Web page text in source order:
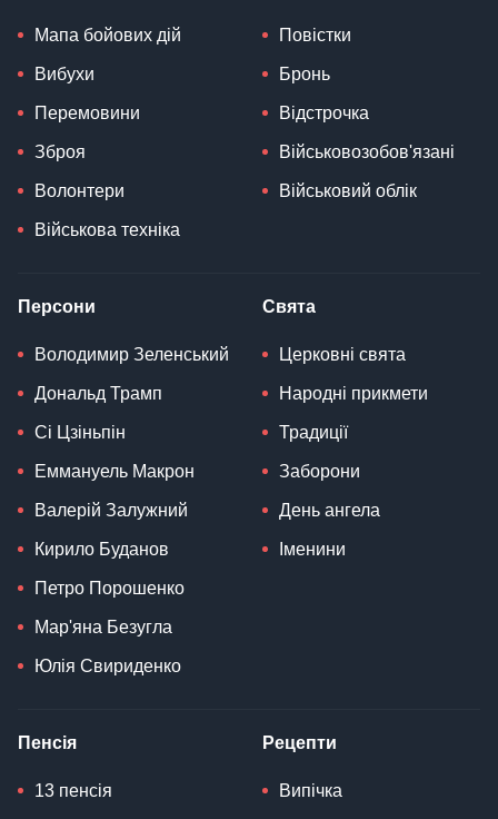
Мапа бойових дій
Вибухи
Перемовини
Зброя
Волонтери
Військова техніка
Повістки
Бронь
Відстрочка
Військовозобов'язані
Військовий облік
Персони
Володимир Зеленський
Дональд Трамп
Сі Цзіньпін
Еммануель Макрон
Валерій Залужний
Кирило Буданов
Петро Порошенко
Мар'яна Безугла
Юлія Свириденко
Свята
Церковні свята
Народні прикмети
Традиції
Заборони
День ангела
Іменини
Пенсія
13 пенсія
Рецепти
Випічка